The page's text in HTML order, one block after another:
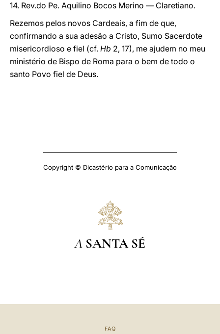
14. Rev.do Pe. Aquilino Bocos Merino — Claretiano.
Rezemos pelos novos Cardeais, a fim de que,
confirmando a sua adesão a Cristo, Sumo Sacerdote
misericordioso e fiel (cf. Hb 2, 17), me ajudem no meu
ministério de Bispo de Roma para o bem de todo o
santo Povo fiel de Deus.
Copyright © Dicastério para a Comunicação
A SANTA SÉ
FAQ